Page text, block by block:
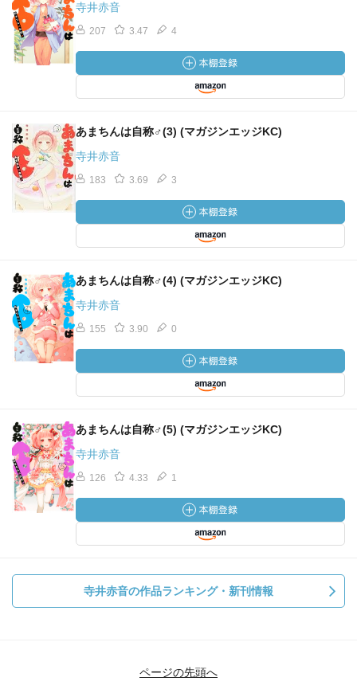
寺井赤音
207 3.47 4
あまちんは自称♂(3) (マガジンエッジKC)
寺井赤音
183 3.69 3
あまちんは自称♂(4) (マガジンエッジKC)
寺井赤音
155 3.90 0
あまちんは自称♂(5) (マガジンエッジKC)
寺井赤音
126 4.33 1
寺井赤音の作品ランキング・新刊情報
ページの先頭へ